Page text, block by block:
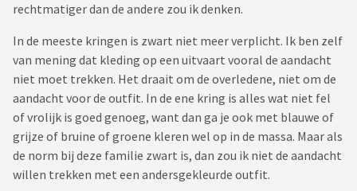
rechtmatiger dan de andere zou ik denken.
In de meeste kringen is zwart niet meer verplicht. Ik ben zelf
van mening dat kleding op een uitvaart vooral de aandacht
niet moet trekken. Het draait om de overledene, niet om de
aandacht voor de outfit. In de ene kring is alles wat niet fel
of vrolijk is goed genoeg, want dan ga je ook met blauwe of
grijze of bruine of groene kleren wel op in de massa. Maar als
de norm bij deze familie zwart is, dan zou ik niet de aandacht
willen trekken met een andersgekleurde outfit.